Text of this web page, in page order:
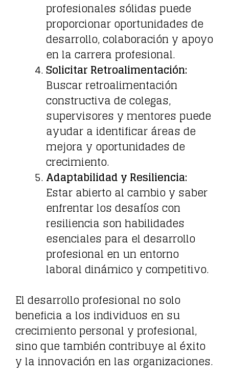
profesionales sólidas puede
proporcionar oportunidades de
desarrollo, colaboración y apoyo
en la carrera profesional.
Solicitar Retroalimentación:
Buscar retroalimentación
constructiva de colegas,
supervisores y mentores puede
ayudar a identificar áreas de
mejora y oportunidades de
crecimiento.
Adaptabilidad y Resiliencia:
Estar abierto al cambio y saber
enfrentar los desafíos con
resiliencia son habilidades
esenciales para el desarrollo
profesional en un entorno
laboral dinámico y competitivo.
El desarrollo profesional no solo
beneficia a los individuos en su
crecimiento personal y profesional,
sino que también contribuye al éxito
y la innovación en las organizaciones.